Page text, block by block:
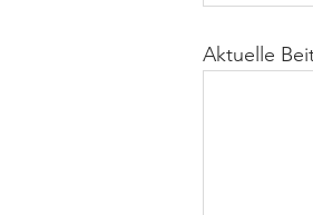
Aktuelle